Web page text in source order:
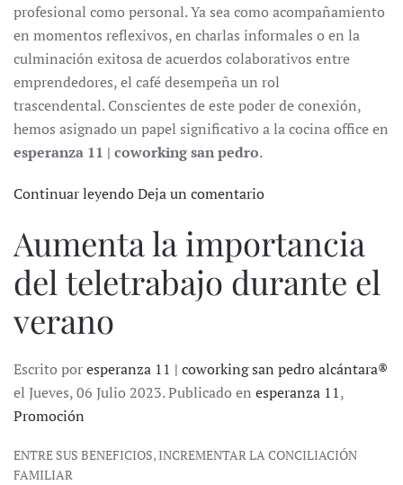
profesional como personal. Ya sea como acompañamiento
en momentos reflexivos, en charlas informales o en la
culminación exitosa de acuerdos colaborativos entre
emprendedores, el café desempeña un rol
trascendental. Conscientes de este poder de conexión,
hemos asignado un papel significativo a la cocina office en
esperanza 11 | coworking san pedro.
Continuar leyendoDeja un comentario
Aumenta la importancia
del teletrabajo durante el
verano
Escrito poresperanza 11 | coworking san pedro alcántara®
el Jueves, 06 Julio 2023. Publicado en esperanza 11,
Promoción
ENTRE SUS BENEFICIOS, INCREMENTAR LA CONCILIACIÓN
FAMILIAR